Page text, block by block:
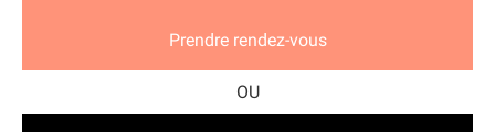
Prendre rendez-vous